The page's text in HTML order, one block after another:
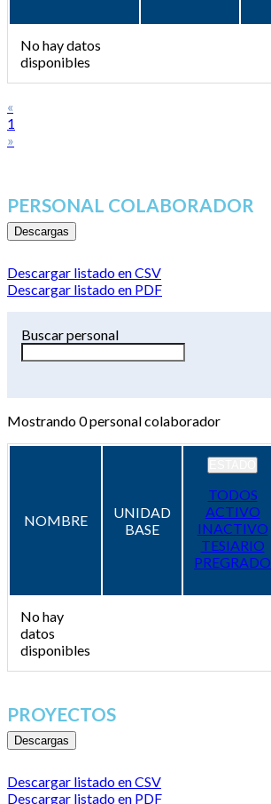
No hay datos
disponibles
«
1
»
PERSONAL COLABORADOR
Descargas
Descargar listado en CSV
Descargar listado en PDF
Buscar personal
Mostrando0personal colaborador
NOMBRE
UNIDAD
BASE
TODOS
ACTIVO
INACTIVO
TESIARIO
PREGRADO
No hay
datos
disponibles
PROYECTOS
Descargas
Descargar listado en CSV
Descargar listado en PDF